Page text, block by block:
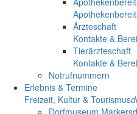
Ärzteschaft
Kontakte &
Tierärzteschaft
Kontakte &
Notrufnummern
Erlebnis & Termine
Freizeit, Kultur & Tourismus